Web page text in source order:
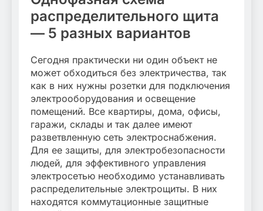
распределительного щита
— 5 разных вариантов
Сегодня практически ни один объект не
может обходиться без электричества, так
как в них нужны розетки для подключения
электрооборудования и освещение
помещений. Все квартиры, дома, офисы,
гаражи, склады и так далее имеют
разветвленную сеть электроснабжения.
Для ее защиты, для электробезопасности
людей, для эффективного управления
электросетью необходимо устанавливать
распределительные электрощиты. В них
находятся коммутационные защитные